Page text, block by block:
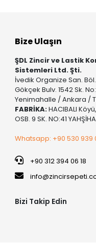
Bize Ulaşın
ŞDL Zincir ve Lastik
Sistemleri Ltd. Şti.
İvedik Organize San.
Gökçek Bulv. 1542 Sk.
Yenimahalle / Ankara /
FABRİKA:HACIBALI
OSB. 9 SK. NO:41
Whatsapp: +90 530 939
+90 312 394 06 18
Bizi Takip Edin